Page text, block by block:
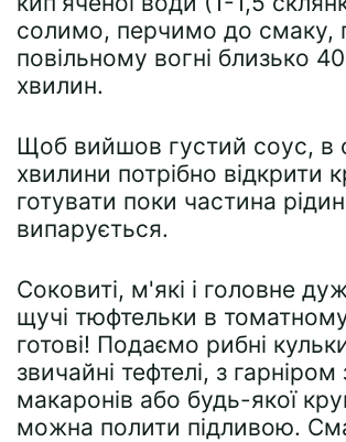
солимо, перчимо до смаку,
повільному вогні близько
хвилин.
Щоб вийшов густий соус, в
хвилини потрібно відкрити
готувати поки частина
випарується.
Соковиті, м'які і головне
щучі тюфтельки в
готові! Подаємо рибні
звичайні тефтелі, з гарніром
макаронів або будь-якої
можна полити підливою.